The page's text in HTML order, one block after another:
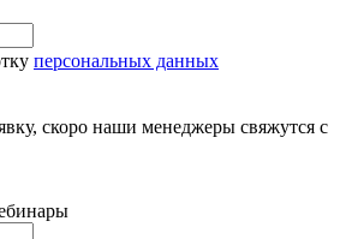
персональных данных
скоро наши менеджеры свяжутся с